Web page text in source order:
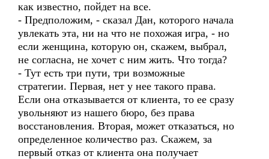
как известно, пойдет на все.
- Предположим, - сказал Дан, которого начала
увлекать эта, ни на что не похожая игра, - но
если женщина, которую он, скажем, выбрал,
не согласна, не хочет с ним жить. Что тогда?
- Тут есть три пути, три возможные
стратегии. Первая, нет у нее такого права.
Если она отказывается от клиента, то ее сразу
увольняют из нашего бюро, без права
восстановления. Вторая, может отказаться, но
определенное количество раз. Скажем, за
первый отказ от клиента она получает